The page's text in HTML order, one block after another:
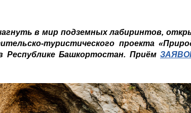
в мир подземных лабиринтов,
туристического проекта
Башкортостан. Приём